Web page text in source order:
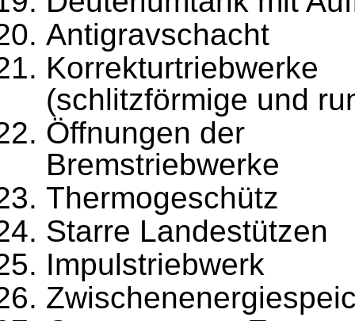
Antigravschacht
Korrekturtriebwerke
(schlitzförmige und
Öffnungen der
Bremstriebwerke
Thermogeschütz
Starre Landestützen
Impulstriebwerk